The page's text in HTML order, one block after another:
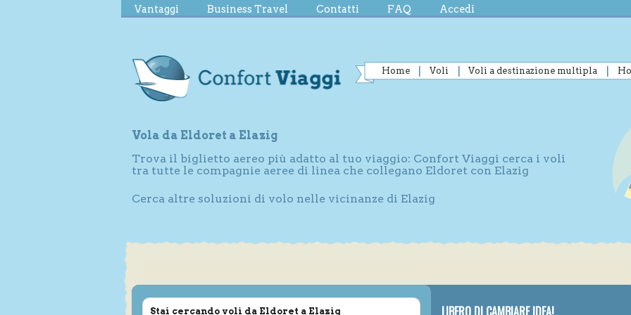
Vantaggi Business Travel Contatti FAQ Accedi
Home Voli Voli a destinazione multipla
Vola da Eldoret a Elazig
Trova il biglietto aereo più adatto al tuo viaggio: Confort Viaggi cerca i voli
tra tutte le compagnie aeree di linea che collegano Eldoret con Elazig
Cerca altre soluzioni di volo nelle vicinanze di Elazig
Stai cercando voli da Eldoret a Elazig LIBERO DI CAMBIARE IDEA!